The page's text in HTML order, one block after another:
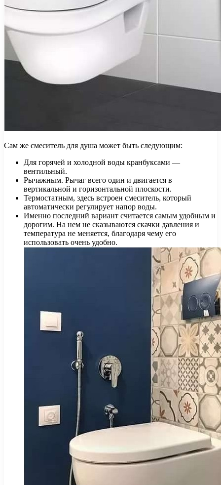
Сам же смеситель для душа может быть следующим:
Для горячей и холодной воды кранбуксами —
вентильный.
Рычажным. Рычаг всего один и двигается в
вертикальной и горизонтальной плоскости.
Термостатным, здесь встроен смеситель, который
автоматически регулирует напор воды.
Именно последний вариант считается самым удобным и
дорогим. На нем не сказываются скачки давления и
температура не меняется, благодаря чему его
использовать очень удобно.